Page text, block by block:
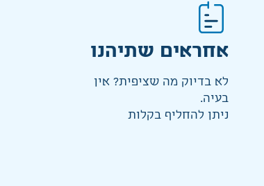
אחראים שתיהנו
לא בדיוק מה שציפית? אין
בעיה.
ניתן להחליף בקלות